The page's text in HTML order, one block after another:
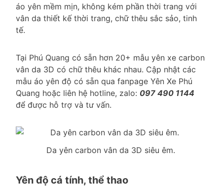
áo yên mềm mịn, không kém phần thời trang với
vân da thiết kế thời trang, chữ thêu sắc sảo, tinh
tế.
Tại Phú Quang có sẵn hơn 20+ mẫu yên xe carbon
vân da 3D có chữ thêu khác nhau. Cập nhật các
mẫu áo yên độ có sẵn qua fanpage Yên Xe Phú
Quang hoặc liên hệ hotline, zalo: 097 490 1144
để được hỗ trợ và tư vấn.
Da yên carbon vân da 3D siêu êm.
Yên độ cá tính, thể thao